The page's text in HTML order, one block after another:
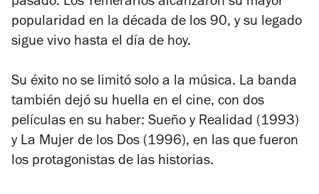
pasado. Los Temerarios alcanzaron su mayor
popularidad en la década de los 90, y su legado
sigue vivo hasta el día de hoy.
Su éxito no se limitó solo a la música. La banda
también dejó su huella en el cine, con dos
películas en su haber: Sueño y Realidad (1993)
y La Mujer de los Dos (1996), en las que fueron
los protagonistas de las historias.